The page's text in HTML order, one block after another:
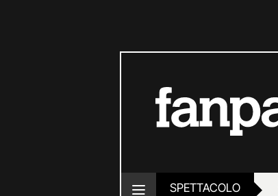
SPETTACOLO